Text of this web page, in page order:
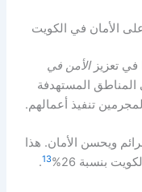
الأمان في الكويت
في تعزيزالأمن في
المناطق المستهدفة
تنفيذ أعمالهم.
ويحسن الأمان. هذا
بنسبة 26%
13
.